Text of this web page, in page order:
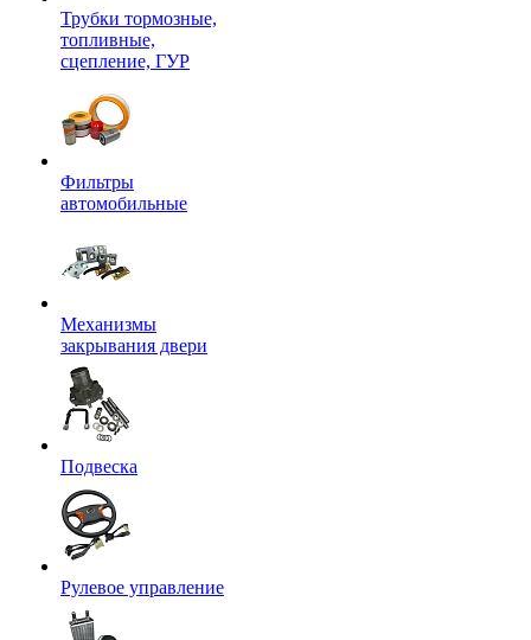
Трубки тормозные,
топливные,
сцепление, ГУР
Фильтры
автомобильные
Механизмы
закрывания двери
Подвеска
Рулевое управление